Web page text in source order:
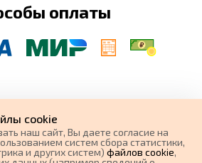
оплаты
автоковрики
разработка и
сайта
cookie
наш cайт, Вы даете согласие на
систем сбора статистики,
и других систем) файлов cookie,